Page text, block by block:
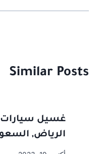
Similar Posts
غسيل سيارات
الرياض,